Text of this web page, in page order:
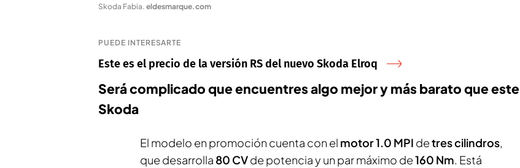
Skoda Fabia. eldesmarque.com
PUEDE INTERESARTE
Este es el precio de la versión RS del nuevo Skoda Elroq
Será complicado que encuentres algo mejor y más barato que este
Skoda
El modelo en promoción cuenta con el motor 1.0 MPI detres cilindros,
que desarrolla 80 CVde potencia y un par máximo de160 Nm. Está